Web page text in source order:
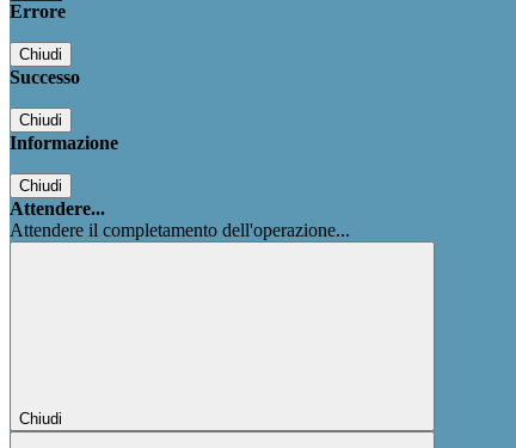
Errore
Chiudi
Successo
Chiudi
Informazione
Chiudi
Attendere...
Attendere il completamento dell'operazione...
Chiudi